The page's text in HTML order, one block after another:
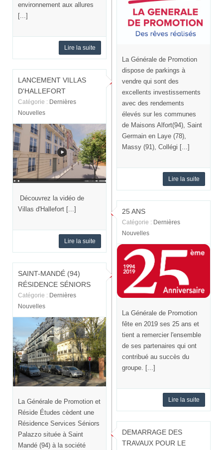
environnement aux allures
[...]
Lire la suite
La Générale de Promotion
dispose de parkings à
vendre qui sont des
excellents investissements
avec des rendements
élevés sur les communes
de Maisons Alfort(94), Saint
Germain en Laye (78),
Massy (91), Collégi [...]
Lire la suite
LANCEMENT VILLAS
D'HALLEFORT
Catégorie : Dernières
Nouvelles
Découvrez la vidéo de
Villas d'Hallefort [...]
Lire la suite
25 ANS
Catégorie : Dernières
Nouvelles
La Générale de Promotion
fête en 2019 ses 25 ans et
tient a remercier l'ensemble
de ses partenaires qui ont
contribué au succès du
groupe. [...]
Lire la suite
SAINT-MANDÉ (94)
RÉSIDENCE SÉNIORS
Catégorie : Dernières
Nouvelles
La Générale de Promotion et
Réside Études cèdent une
Résidence Services Séniors
Palazzo située à Saint
Mandé (94) à la société
DEMARRAGE DES
TRAVAUX POUR LE